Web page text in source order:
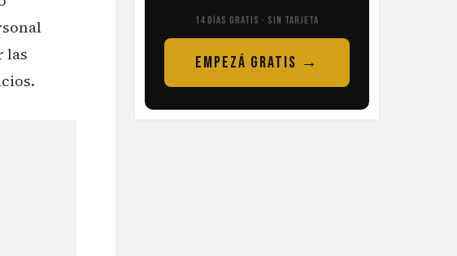
las
14 DÍAS GRATIS · SIN TARJETA
EMPEZÁ GRATIS →